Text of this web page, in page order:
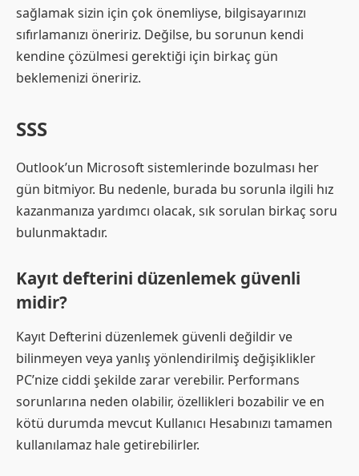
sağlamak sizin için çok önemliyse, bilgisayarınızı
sıfırlamanızı öneririz. Değilse, bu sorunun kendi
kendine çözülmesi gerektiği için birkaç gün
beklemenizi öneririz.
SSS
Outlook’un Microsoft sistemlerinde bozulması her
gün bitmiyor. Bu nedenle, burada bu sorunla ilgili hız
kazanmanıza yardımcı olacak, sık sorulan birkaç soru
bulunmaktadır.
Kayıt defterini düzenlemek güvenli
midir?
Kayıt Defterini düzenlemek güvenli değildir ve
bilinmeyen veya yanlış yönlendirilmiş değişiklikler
PC’nize ciddi şekilde zarar verebilir. Performans
sorunlarına neden olabilir, özellikleri bozabilir ve en
kötü durumda mevcut Kullanıcı Hesabınızı tamamen
kullanılamaz hale getirebilirler.